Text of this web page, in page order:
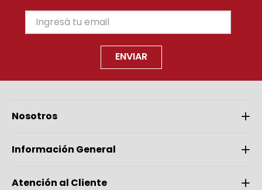
ENVIAR
Nosotros
Información General
Atención al Cliente